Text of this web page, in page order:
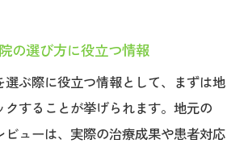
の選び方に役立つ情報
選ぶ際に役立つ情報として、まずは地
することが挙げられます。地元の
ビューは、実際の治療成果や患者対応